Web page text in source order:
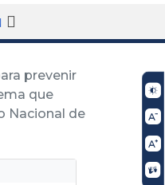
prevenir
que
Nacional de